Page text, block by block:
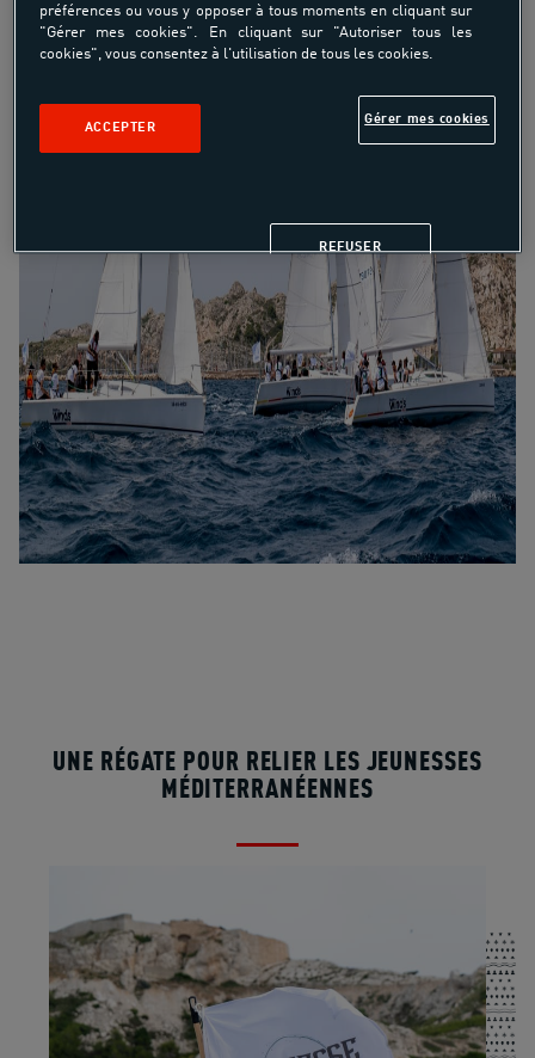
UNE RÉGATE POUR RELIER LES JEUNESSES
MÉDITERRANÉENNES
préférences ou vous y opposer à tous moments en cliquant sur
"Gérer mes cookies". En cliquant sur "Autoriser tous les
cookies", vous consentez à l'utilisation de tous les cookies.
Gérer mes cookies
REFUSER
ACCEPTER